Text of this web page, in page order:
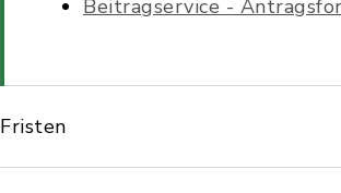
Beitragservice -
Fristen